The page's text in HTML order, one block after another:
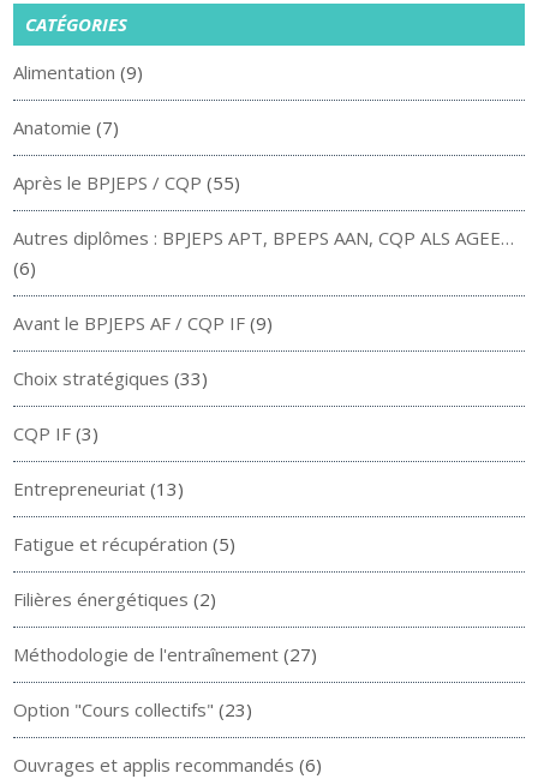
CATÉGORIES
Alimentation (9)
Anatomie (7)
Après le BPJEPS / CQP (55)
Autres diplômes : BPJEPS APT, BPEPS AAN, CQP ALS AGEE…
(6)
Avant le BPJEPS AF / CQP IF (9)
Choix stratégiques (33)
CQP IF (3)
Entrepreneuriat (13)
Fatigue et récupération (5)
Filières énergétiques (2)
Méthodologie de l'entraînement (27)
Option "Cours collectifs" (23)
Ouvrages et applis recommandés (6)